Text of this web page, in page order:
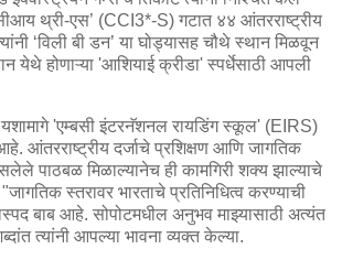
थ्री-एस’ (CCI3*-S) गटात ४४ आंतरराष्ट्रीय
‘विली बी डन’ या घोड्यासह चौथे स्थान मिळवून
येथे होणाऱ्या 'आशियाई क्रीडा' स्पर्धेसाठी आपली
यशामागे 'एम्बसी इंटरनॅशनल रायडिंग स्कूल' (EIRS)
आंतरराष्ट्रीय दर्जाचे प्रशिक्षण आणि जागतिक
पाठबळ मिळाल्यानेच ही कामगिरी शक्य झाल्याचे
स्तरावर भारताचे प्रतिनिधित्व करण्याची
बाब आहे. सोपोटमधील अनुभव माझ्यासाठी अत्यंत
त्यांनी आपल्या भावना व्यक्त केल्या.